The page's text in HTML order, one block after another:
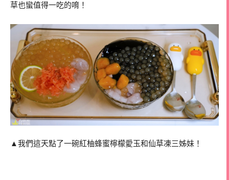
草也蠻值得一吃的唷！
▲我們這天點了一碗紅柚蜂蜜檸檬愛玉和仙草凍三姊妹！